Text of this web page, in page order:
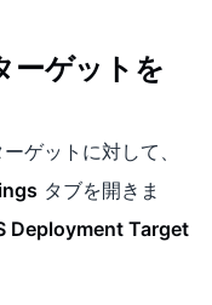
ーゲットを
ゲットに対して、
タブを開きま
Deployment Target